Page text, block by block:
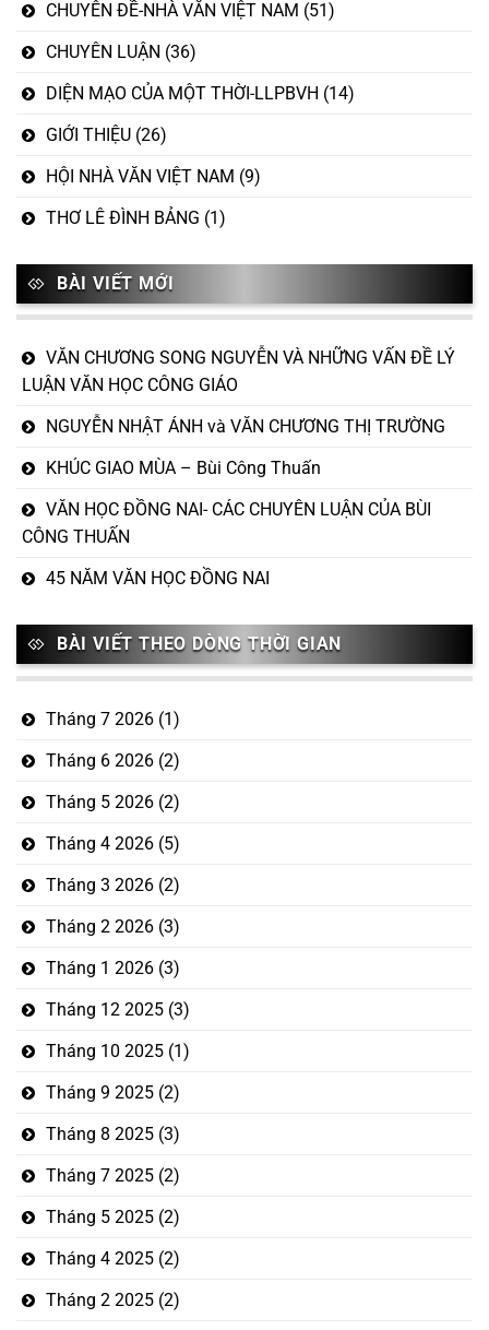
CHUYÊN ĐỀ-NHÀ VĂN VIỆT NAM (51)
CHUYÊN LUẬN (36)
DIỆN MẠO CỦA MỘT THỜI-LLPBVH (14)
GIỚI THIỆU (26)
HỘI NHÀ VĂN VIỆT NAM (9)
THƠ LÊ ĐÌNH BẢNG (1)
BÀI VIẾT MỚI
VĂN CHƯƠNG SONG NGUYỄN VÀ NHỮNG VẤN ĐỀ LÝ
LUẬN VĂN HỌC CÔNG GIÁO
NGUYỄN NHẬT ÁNH và VĂN CHƯƠNG THỊ TRƯỜNG
KHÚC GIAO MÙA – Bùi Công Thuấn
VĂN HỌC ĐỒNG NAI- CÁC CHUYÊN LUẬN CỦA BÙI
CÔNG THUẤN
45 NĂM VĂN HỌC ĐỒNG NAI
BÀI VIẾT THEO DÒNG THỜI GIAN
Tháng 7 2026 (1)
Tháng 6 2026 (2)
Tháng 5 2026 (2)
Tháng 4 2026 (5)
Tháng 3 2026 (2)
Tháng 2 2026 (3)
Tháng 1 2026 (3)
Tháng 12 2025 (3)
Tháng 10 2025 (1)
Tháng 9 2025 (2)
Tháng 8 2025 (3)
Tháng 7 2025 (2)
Tháng 5 2025 (2)
Tháng 4 2025 (2)
Tháng 2 2025 (2)